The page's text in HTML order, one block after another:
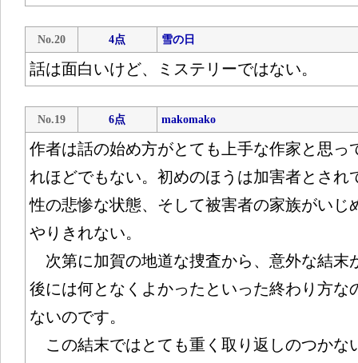
No.20 4点 雪の日
話は面白いけど、ミステリーではない。
No.19 6点 makomako
作者は話の始め方がとても上手な作家と思っ
れほどでもない。初めのほうは加害者とされ
性の悲惨な状態、そして被害者の家族がいじ
やりきれない。
次第に加賀の地道な捜査から、意外な結末
後には何となくよかったといった終わり方な
ないのです。
この結末ではとても重く取り返しのつかな